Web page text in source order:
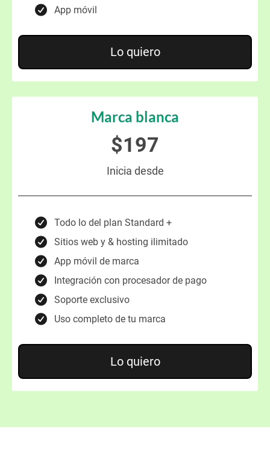
App móvil
Lo quiero
Marca blanca
$197
Inicia desde
Todo lo del plan Standard +
Sitios web y & hosting ilimitado
App móvil de marca
Integración con procesador de pago
Soporte exclusivo
Uso completo de tu marca
Lo quiero